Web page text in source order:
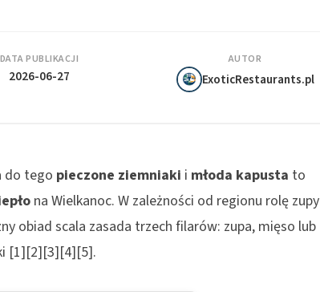
DATA PUBLIKACJI
2026-06-27
AUTOR
ExoticRestaurants.pl
do tego pieczone ziemniaki i młoda kapusta to
na Wielkanoc. W zależności od regionu rolę zupy
obiad scala zasada trzech filarów: zupa, mięso lub
[1][2][3][4][5].